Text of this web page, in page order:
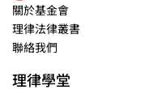
關於基金會
理律法律叢書
聯絡我們
理律學堂